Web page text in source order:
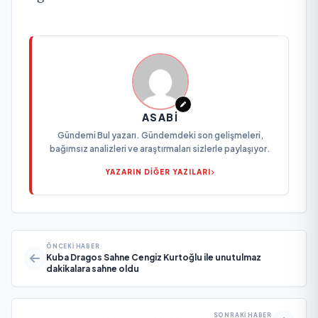
ASABI
Gündemi Bul yazarı. Gündemdeki son gelişmeleri,
bağımsız analizleri ve araştırmaları sizlerle paylaşıyor.
YAZARIN DİĞER YAZILARI
ÖNCEKI HABER
Kuba Dragos Sahne Cengiz Kurtoğlu ile unutulmaz
dakikalara sahne oldu
SONRAKI HABER